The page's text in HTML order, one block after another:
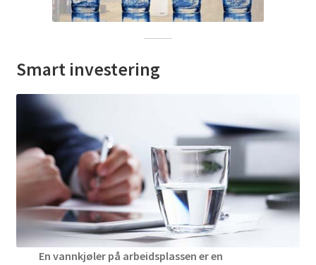
Nettbutikk
Smart investering
En vannkjøler på arbeidsplassen er en